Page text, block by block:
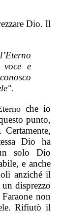
Dio. Il
e
che io
punto,
Dio ha
solo Dio
e anche
anziché il
un disprezzo
non
Rifiutò il